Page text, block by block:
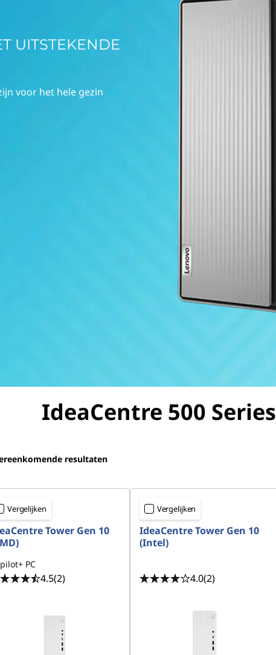
UITSTEKENDE
voor het hele gezin
IdeaCentre 500 Series
resultaten
Vergelijken
Tower Gen 10
PC
4.5(2)
Vergelijken
IdeaCentre Tower Gen 10
(Intel)
4.0(2)